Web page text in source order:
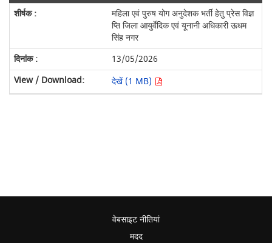
महिला एवं पुरुष योग अनुदेशक भर्ती हेतु प्रेस विज्ञ
प्ति जिला आयुर्वेदिक एवं यूनानी अधिकारी ऊधम
सिंह नगर
13/05/2026
देखें (1 MB)
वेबसाइट नीतियां
मदद